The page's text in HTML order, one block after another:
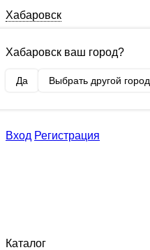
Хабаровск
Хабаровск ваш город?
Да Выбрать другой город
Вход Регистрация
Каталог